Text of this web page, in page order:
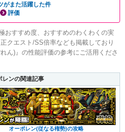
がまた活躍した件
評価
おすすめ度、おすすめのわくわくの実
クエスト/SS倍率なども掲載しており
ん)』の性能評価の参考にご活用くださ
レンの関連記事
オーポレン(従なる権勢)の攻略